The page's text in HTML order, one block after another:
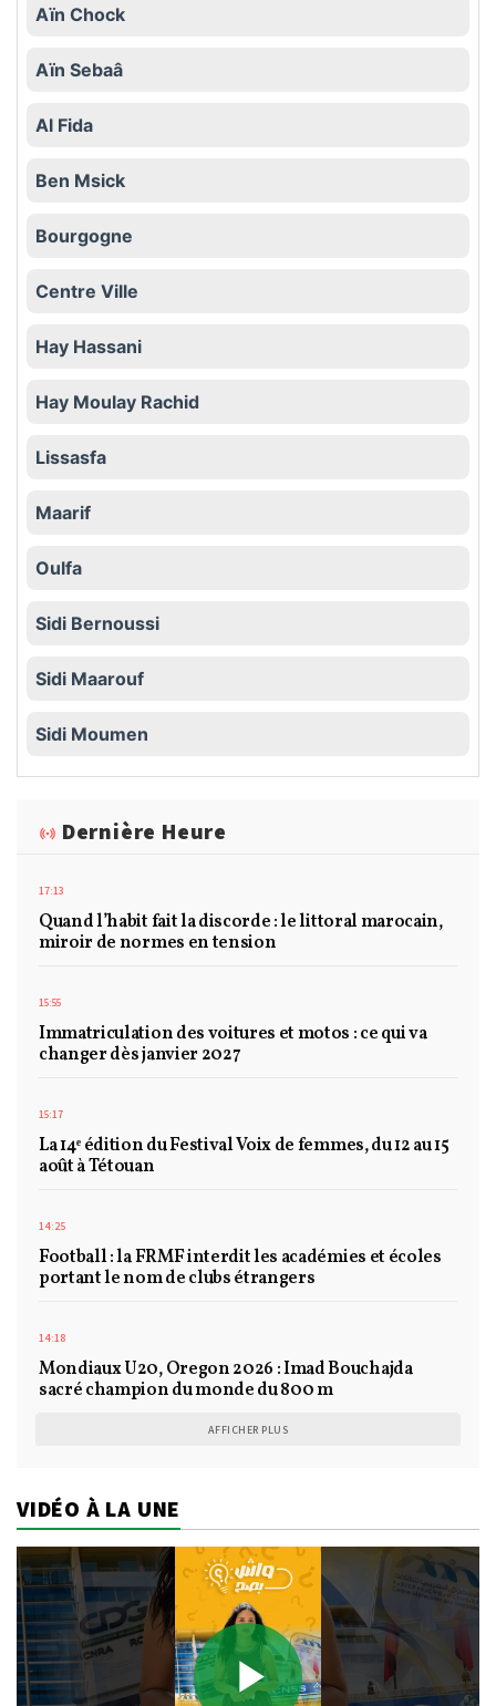
Aïn Chock
Aïn Sebaâ
Al Fida
Ben Msick
Bourgogne
Centre Ville
Hay Hassani
Hay Moulay Rachid
Lissasfa
Maarif
Oulfa
Sidi Bernoussi
Sidi Maarouf
Sidi Moumen
Dernière Heure
17:13
Quand l’habit fait la discorde : le littoral marocain,
miroir de normes en tension
15:55
Immatriculation des voitures et motos : ce qui va
changer dès janvier 2027
15:17
La 14ᵉ édition du Festival Voix de femmes, du 12 au 15
août à Tétouan
14:25
Football : la FRMF interdit les académies et écoles
portant le nom de clubs étrangers
14:18
Mondiaux U20, Oregon 2026 : Imad Bouchajda
sacré champion du monde du 800 m
AFFICHER PLUS
VIDÉO À LA UNE